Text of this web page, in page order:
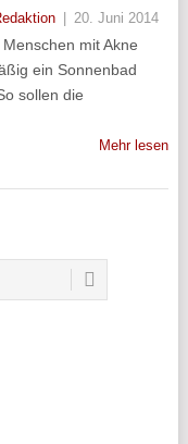
20. Juni 2014
mit Akne
ein Sonnenbad
sollen die
Mehr lesen